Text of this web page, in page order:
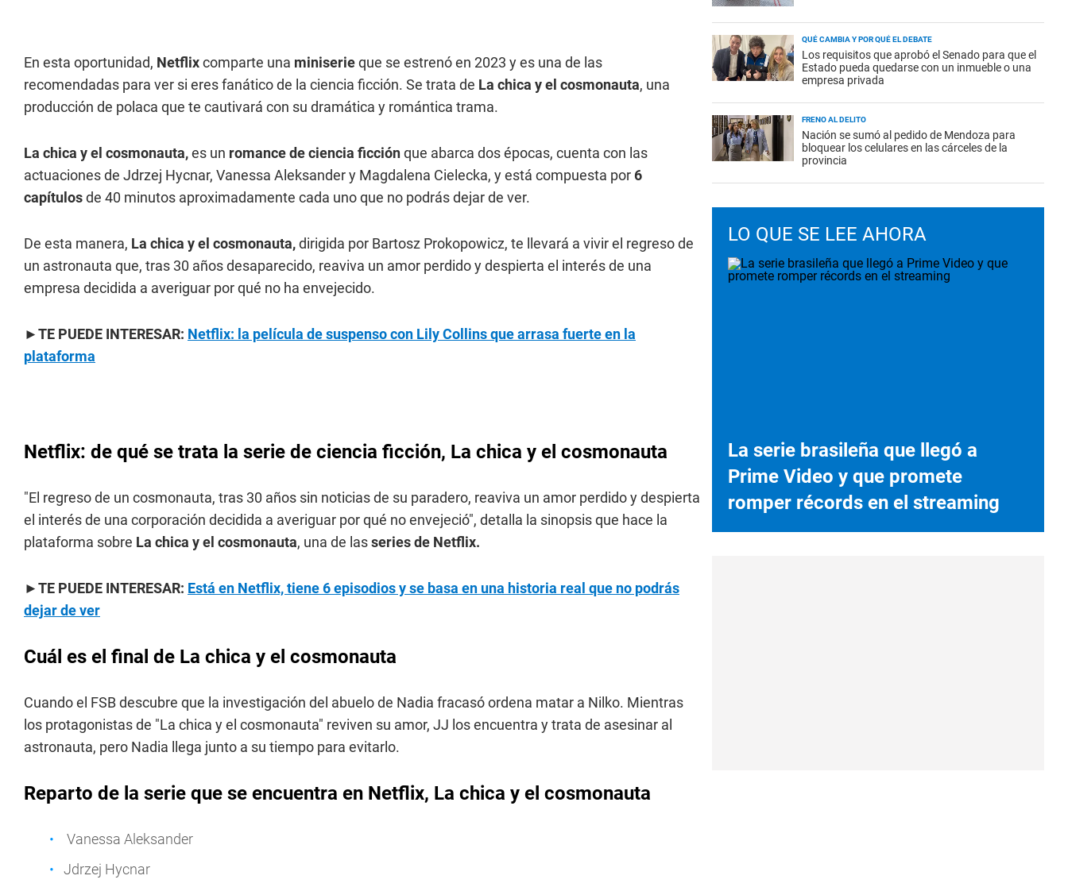
En esta oportunidad, Netflixcomparte una miniserieque se estrenó en 2023 y es una de las
recomendadas para ver si eres fanático de la ciencia ficción. Se trata de La chica y el cosmonauta, una
producción de polaca que te cautivará con su dramática y romántica trama.
La chica y el cosmonauta,es un romance de ciencia ficciónque abarca dos épocas, cuenta con las
actuaciones de Jdrzej Hycnar, Vanessa Aleksander y Magdalena Cielecka, y está compuesta por6
capítulosde 40 minutos aproximadamente cada uno que no podrás dejar de ver.
De esta manera, La chica y el cosmonauta,dirigida por Bartosz Prokopowicz, te llevará a vivir el regreso de
un astronauta que, tras 30 años desaparecido, reaviva un amor perdido y despierta el interés de una
empresa decidida a averiguar por qué no ha envejecido.
►TE PUEDE INTERESAR: Netflix: la película de suspenso con Lily Collins que arrasa fuerte en la
plataforma
Netflix: de qué se trata la serie de ciencia ficción, La chica y el cosmonauta
"El regreso de un cosmonauta, tras 30 años sin noticias de su paradero, reaviva un amor perdido y despierta
el interés de una corporación decidida a averiguar por qué no envejeció", detalla la sinopsis que hace la
plataforma sobre La chica y el cosmonauta, una de lasseries de Netflix.
►TE PUEDE INTERESAR: Está en Netflix, tiene 6 episodios y se basa en una historia real que no podrás
dejar de ver
Cuál es el final de La chica y el cosmonauta
Cuando el FSB descubre que la investigación del abuelo de Nadia fracasó ordena matar a Nilko. Mientras
los protagonistas de "La chica y el cosmonauta" reviven su amor, JJ los encuentra y trata de asesinar al
astronauta, pero Nadia llega junto a su tiempo para evitarlo.
Reparto de la serie que se encuentra en Netflix, La chica y el cosmonauta
Vanessa Aleksander
Jdrzej Hycnar
QUÉ CAMBIA Y POR QUÉ EL DEBATE
Los requisitos que aprobó el Senado para que el
Estado pueda quedarse con un inmueble o una
empresa privada
FRENO AL DELITO
Nación se sumó al pedido de Mendoza para
bloquear los celulares en las cárceles de la
provincia
LO QUE SE LEE AHORA
La serie brasileña que llegó a
Prime Video y que promete
romper récords en el streaming